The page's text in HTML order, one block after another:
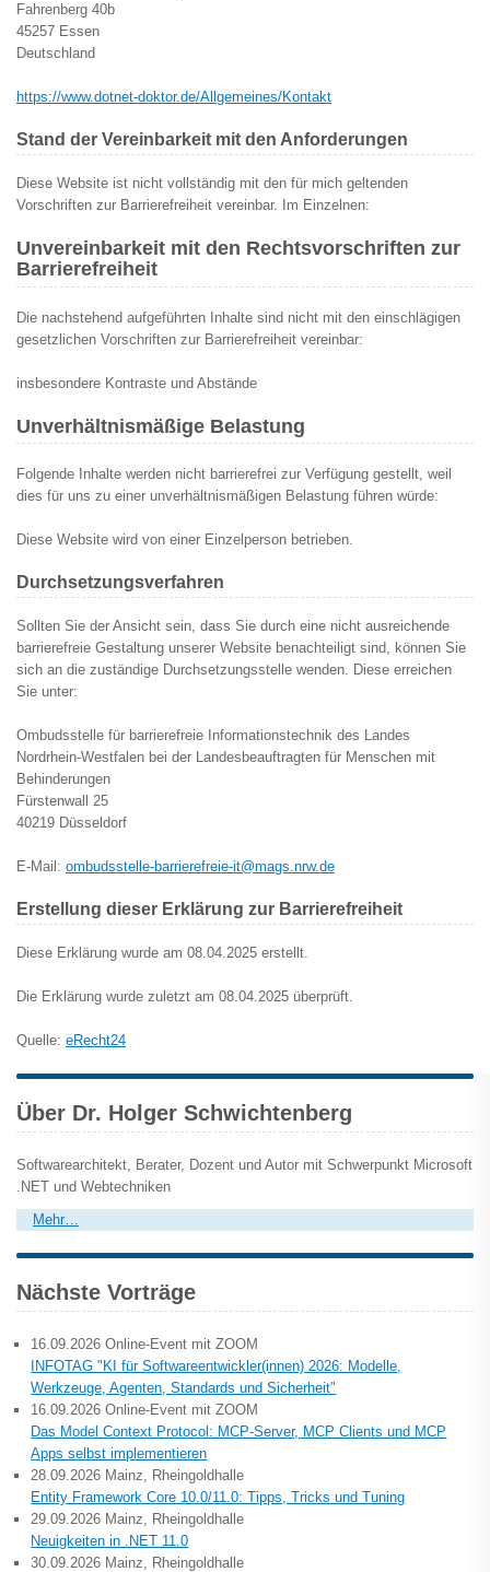
Fahrenberg 40b
45257 Essen
Deutschland
https://www.dotnet-doktor.de/Allgemeines/Kontakt
Stand der Vereinbarkeit mit den Anforderungen
Diese Website ist nicht vollständig mit den für mich geltenden
Vorschriften zur Barrierefreiheit vereinbar. Im Einzelnen:
Unvereinbarkeit mit den Rechtsvorschriften zur
Barrierefreiheit
Die nachstehend aufgeführten Inhalte sind nicht mit den einschlägigen
gesetzlichen Vorschriften zur Barrierefreiheit vereinbar:
insbesondere Kontraste und Abstände
Unverhältnismäßige Belastung
Folgende Inhalte werden nicht barrierefrei zur Verfügung gestellt, weil
dies für uns zu einer unverhältnismäßigen Belastung führen würde:
Diese Website wird von einer Einzelperson betrieben.
Durchsetzungsverfahren
Sollten Sie der Ansicht sein, dass Sie durch eine nicht ausreichende
barrierefreie Gestaltung unserer Website benachteiligt sind, können Sie
sich an die zuständige Durchsetzungsstelle wenden. Diese erreichen
Sie unter:
Ombudsstelle für barrierefreie Informationstechnik des Landes
Nordrhein-Westfalen bei der Landesbeauftragten für Menschen mit
Behinderungen
Fürstenwall 25
40219 Düsseldorf
E-Mail: ombudsstelle-barrierefreie-it@mags.nrw.de
Erstellung dieser Erklärung zur Barrierefreiheit
Diese Erklärung wurde am 08.04.2025 erstellt.
Die Erklärung wurde zuletzt am 08.04.2025 überprüft.
Quelle: eRecht24
Über Dr. Holger Schwichtenberg
Softwarearchitekt, Berater, Dozent und Autor mit Schwerpunkt Microsoft
.NET und Webtechniken
Mehr…
Nächste Vorträge
16.09.2026 Online-Event mit ZOOM
INFOTAG "KI für Softwareentwickler(innen) 2026: Modelle,
Werkzeuge, Agenten, Standards und Sicherheit"
16.09.2026 Online-Event mit ZOOM
Das Model Context Protocol: MCP-Server, MCP Clients und MCP
Apps selbst implementieren
28.09.2026 Mainz, Rheingoldhalle
Entity Framework Core 10.0/11.0: Tipps, Tricks und Tuning
29.09.2026 Mainz, Rheingoldhalle
Neuigkeiten in .NET 11.0
30.09.2026 Mainz, Rheingoldhalle